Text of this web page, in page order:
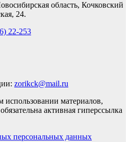
область, Кочковский
24.
22-253
zorikck@mail.ru
материалов,
активная гиперссылка
персональных данных